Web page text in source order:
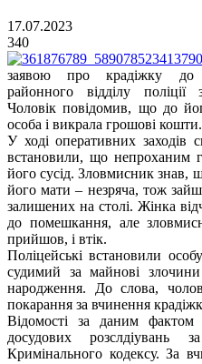
17.07.2023
340
заявою про крадіжку до
районного відділу поліції
Чоловік повідомив, що до
особа і викрала грошові кошти.
У ході оперативних заходів
встановили, що непроханим
його сусід. Зловмисник знав,
його мати – незряча, тож
залишених на столі. Жінка
до помешкання, але
прийшов, і втік.
Поліцейські встановили
судимий за майнові
народження. До слова,
покарання за вчинення
Відомості за даним
досудових
Кримінального кодексу. За